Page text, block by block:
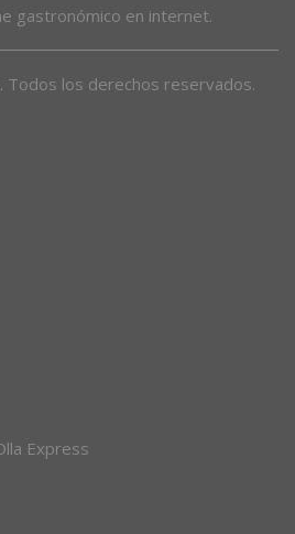
gastronómico en internet.
los derechos reservados.
Express